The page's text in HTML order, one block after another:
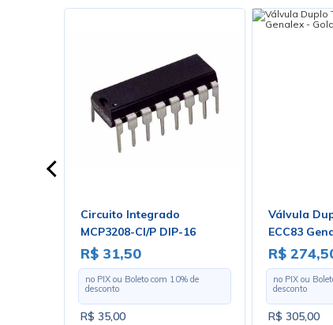
Circuito Integrado
MCP3208-CI/P DIP-16
R$ 31,50
no PIX ou Boleto com 10% de
desconto
R$ 35,00
Válvula
ECC83
R$
no PIX ou
desconto
R$ 305,00